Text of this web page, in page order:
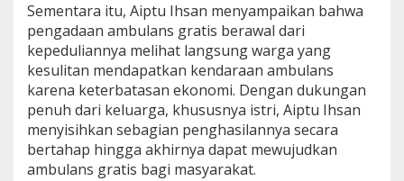
Sementara itu, Aiptu Ihsan menyampaikan bahwa
pengadaan ambulans gratis berawal dari
kepeduliannya melihat langsung warga yang
kesulitan mendapatkan kendaraan ambulans
karena keterbatasan ekonomi. Dengan dukungan
penuh dari keluarga, khususnya istri, Aiptu Ihsan
menyisihkan sebagian penghasilannya secara
bertahap hingga akhirnya dapat mewujudkan
ambulans gratis bagi masyarakat.